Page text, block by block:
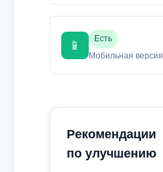
📱
Есть
Мобильная версия
Рекомендации
по улучшению